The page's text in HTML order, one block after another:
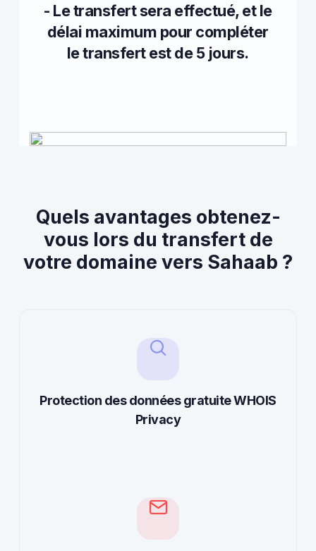
- Le transfert sera effectué, et le
délai maximum pour compléter
le transfert est de 5 jours.
Quels avantages obtenez-
vous lors du transfert de
votre domaine vers Sahaab ?
Protection des données gratuite WHOIS
Privacy